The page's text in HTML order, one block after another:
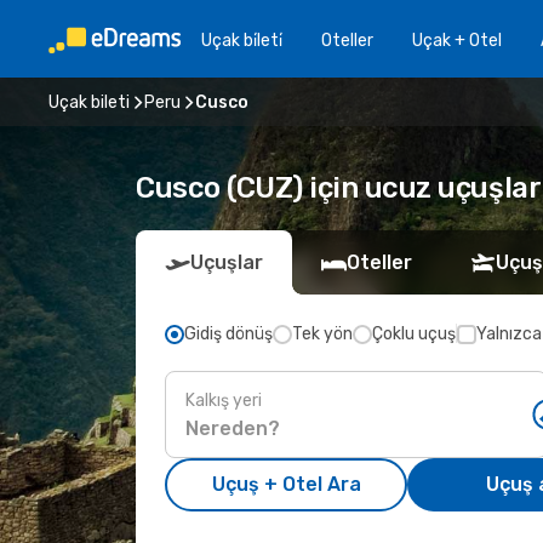
Uçak bi̇leti̇ Oteller Uçak + Otel
Uçak bileti Peru Cusco
Cusco (CUZ) için ucuz
Uçuşlar Oteller
Gidiş dönüş Tek yön Çoklu uçuş
Kalkış yeri
Uçuş + Otel Ara Uçuş